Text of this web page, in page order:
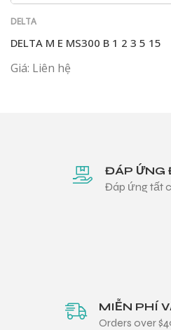
DELTA
DELTA M E MS300 B 1 2 3 5 15
Giá: Liên hệ
ĐÁP ỨNG
Đáp ứng tất
MIỄN PHÍ
Orders over